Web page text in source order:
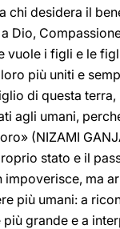
chi desidera il
Dio,
vuole i figli e le
più uniti e
di questa terra,
agli umani,
(NIZAMI
stato e il
impoverisce, ma
più umani: a
grande e a